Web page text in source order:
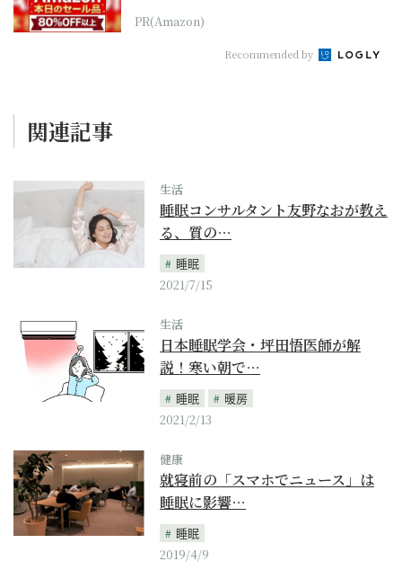
本気が...
PR(Amazon)
Recommended by
関連記事
生活
睡眠コンサルタント友野なおが教え
る、質の…
睡眠
2021/7/15
生活
日本睡眠学会・坪田悟医師が解
説！寒い朝で…
睡眠
暖房
2021/2/13
健康
就寝前の「スマホでニュース」は
睡眠に影響…
睡眠
2019/4/9